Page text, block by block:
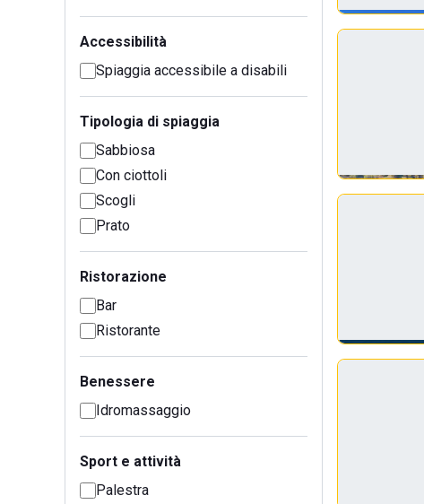
Accessibilità
Spiaggia accessibile a disabili
Tipologia di spiaggia
Sabbiosa
Con ciottoli
Scogli
Prato
Ristorazione
Bar
Ristorante
Benessere
Idromassaggio
Sport e attività
Palestra